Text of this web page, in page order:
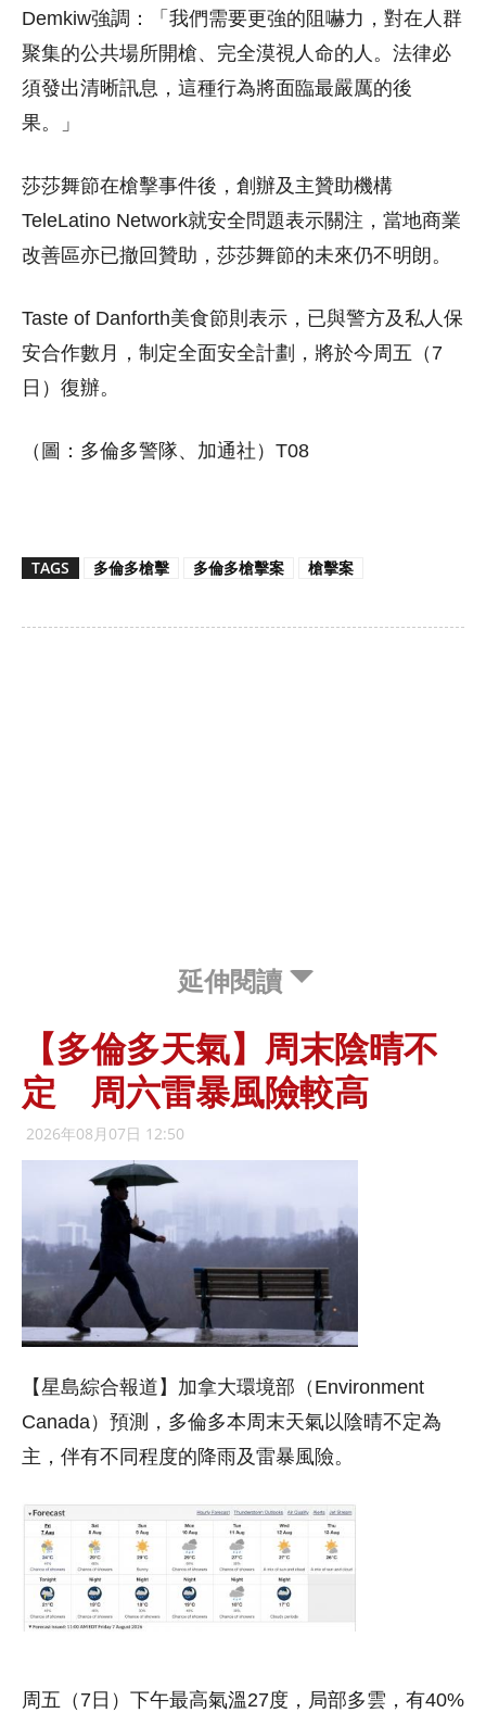
Demkiw強調：「我們需要更強的阻嚇力，對在人群
聚集的公共場所開槍、完全漠視人命的人。法律必
須發出清晰訊息，這種行為將面臨最嚴厲的後
果。」
莎莎舞節在槍擊事件後，創辦及主贊助機構
TeleLatino Network就安全問題表示關注，當地商業
改善區亦已撤回贊助，莎莎舞節的未來仍不明朗。
Taste of Danforth美食節則表示，已與警方及私人保
安合作數月，制定全面安全計劃，將於今周五（7
日）復辦。
（圖：多倫多警隊、加通社）T08
TAGS 多倫多槍擊 多倫多槍擊案 槍擊案
延伸閱讀
【多倫多天氣】周末陰晴不
定 周六雷暴風險較高
2026年08月07日 12:50
【星島綜合報道】加拿大環境部（Environment
Canada）預測，多倫多本周末天氣以陰晴不定為
主，伴有不同程度的降雨及雷暴風險。
周五（7日）下午最高氣溫27度，局部多雲，有40%